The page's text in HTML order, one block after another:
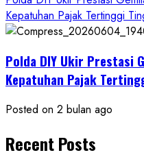
Kepatuhan Pajak Tertinggi
Polda DIY Ukir Prestasi
Kepatuhan Pajak
Posted on 2 bulan ago
Recent Posts